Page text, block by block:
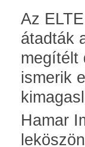
Az
átadták
megítélt
ismerik
Hamar